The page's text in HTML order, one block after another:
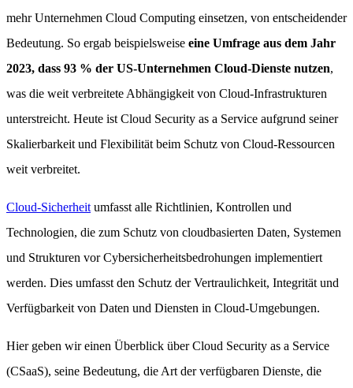
mehr Unternehmen Cloud Computing einsetzen, von entscheidender
Bedeutung. So ergab beispielsweise eine Umfrage aus dem Jahr
2023, dass 93 % der US-Unternehmen Cloud-Dienste nutzen,
was die weit verbreitete Abhängigkeit von Cloud-Infrastrukturen
unterstreicht. Heute ist Cloud Security as a Service aufgrund seiner
Skalierbarkeit und Flexibilität beim Schutz von Cloud-Ressourcen
weit verbreitet.
Cloud-Sicherheit umfasst alle Richtlinien, Kontrollen und
Technologien, die zum Schutz von cloudbasierten Daten, Systemen
und Strukturen vor Cybersicherheitsbedrohungen implementiert
werden. Dies umfasst den Schutz der Vertraulichkeit, Integrität und
Verfügbarkeit von Daten und Diensten in Cloud-Umgebungen.
Hier geben wir einen Überblick über Cloud Security as a Service
(CSaaS), seine Bedeutung, die Art der verfügbaren Dienste, die